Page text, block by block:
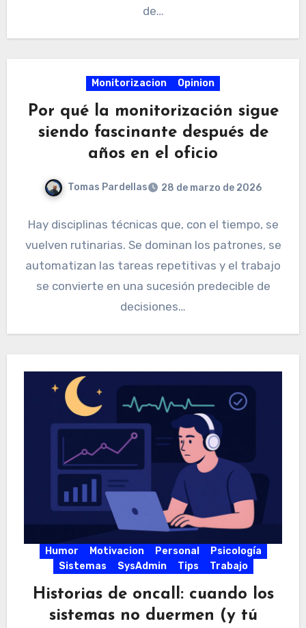
de…
Monitorizacion Opinion
Por qué la monitorización sigue
siendo fascinante después de
años en el oficio
Tomas Pardellas 28 de marzo de 2026
Hay disciplinas técnicas que, con el tiempo, se
vuelven rutinarias. Se dominan los patrones, se
automatizan las tareas repetitivas y el trabajo
se convierte en una sucesión predecible de
decisiones…
Humor Motivacion Personal
Psicología
Sistemas
SysAdmin Tips Trabajo
Historias de oncall: cuando los
sistemas no duermen (y tú